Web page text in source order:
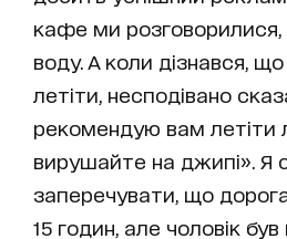
кафе ми розговорилися,
воду. А коли дізнався,
летіти, несподівано
рекомендую вам летіти
вирушайте на джипі». Я
заперечувати, що
15 годин, але чоловік